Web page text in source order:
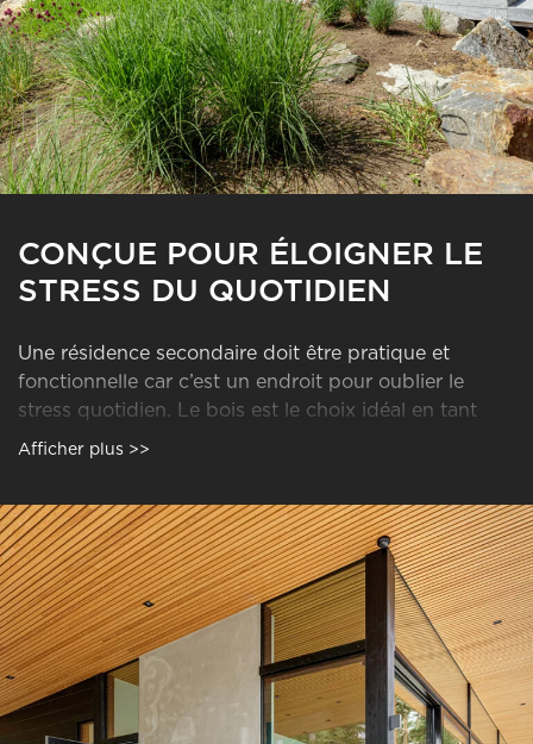
CONÇUE POUR ÉLOIGNER LE
STRESS DU QUOTIDIEN
Une résidence secondaire doit être pratique et
fonctionnelle car c’est un endroit pour oublier le
stress quotidien. Le bois est le choix idéal en tant
que matériau de construction de votre maison et
Les résidences secondaires de Polar Life Haus sont
de grand confort. La qualité de la planification, de la
production et des matériaux choisis sont de même
qualité que celle de nos résidences principales. Nous
aimons qu’on se sente chez soi même dans une
maison de vacances.
Afficher plus >>